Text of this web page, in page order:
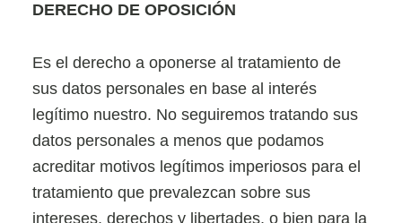
DERECHO DE OPOSICIÓN
Es el derecho a oponerse al tratamiento de
sus datos personales en base al interés
legítimo nuestro. No seguiremos tratando sus
datos personales a menos que podamos
acreditar motivos legítimos imperiosos para el
tratamiento que prevalezcan sobre sus
intereses, derechos y libertades, o bien para la